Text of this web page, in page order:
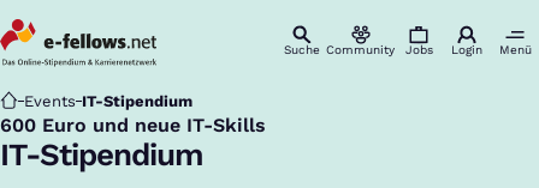
Suche Community Jobs Login Menü
Startseite
Events IT-Stipendium
600 Euro und neue IT-Skills
:
IT-Stipendium